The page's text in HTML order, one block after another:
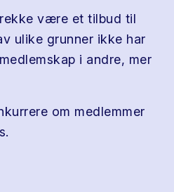
være et tilbud til
ulike grunner ikke har
i andre, mer
om medlemmer